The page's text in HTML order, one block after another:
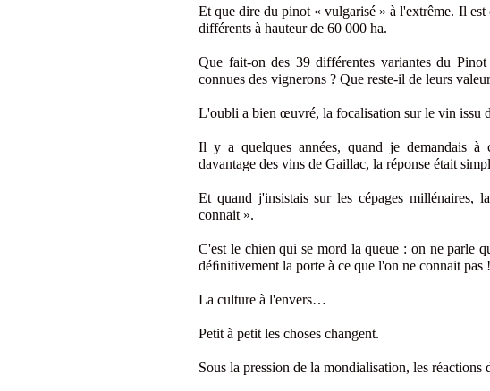
Et que dire du pinot « vulgarisé » à l'extrême. Il
différents à hauteur de 60 000 ha.
Que fait-on des 39 différentes variantes du
connues des vignerons ? Que reste-il de leurs
L'oubli a bien œuvré, la focalisation sur le vin issu
Il y a quelques années, quand je demandais à
davantage des vins de Gaillac, la réponse était
Et quand j'insistais sur les cépages millénaires,
connait ».
C'est le chien qui se mord la queue : on ne parle
déﬁnitivement la porte à ce que l'on ne connait pas !
La culture à l'envers…
Petit à petit les choses changent.
Sous la pression de la mondialisation, les réactions